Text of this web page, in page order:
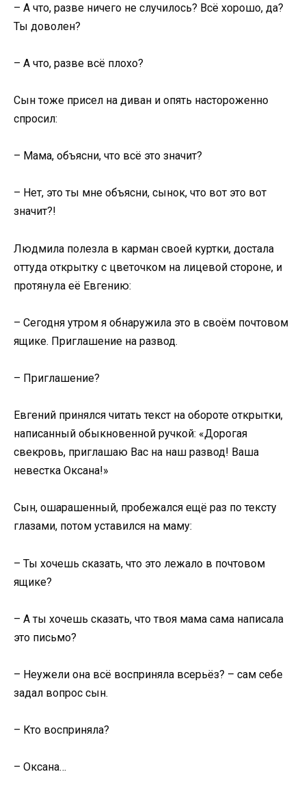
– А что, разве ничего не случилось? Всё хорошо, да?
Ты доволен?
– А что, разве всё плохо?
Сын тоже присел на диван и опять настороженно
спросил:
– Мама, объясни, что всё это значит?
– Нет, это ты мне объясни, сынок, что вот это вот
значит?!
Людмила полезла в карман своей куртки, достала
оттуда открытку с цветочком на лицевой стороне, и
протянула её Евгению:
– Сегодня утром я обнаружила это в своём почтовом
ящике. Приглашение на развод.
– Приглашение?
Евгений принялся читать текст на обороте открытки,
написанный обыкновенной ручкой: «Дорогая
свекровь, приглашаю Вас на наш развод! Ваша
невестка Оксана!»
Сын, ошарашенный, пробежался ещё раз по тексту
глазами, потом уставился на маму:
– Ты хочешь сказать, что это лежало в почтовом
ящике?
– А ты хочешь сказать, что твоя мама сама написала
это письмо?
– Неужели она всё восприняла всерьёз? – сам себе
задал вопрос сын.
– Кто восприняла?
– Оксана…